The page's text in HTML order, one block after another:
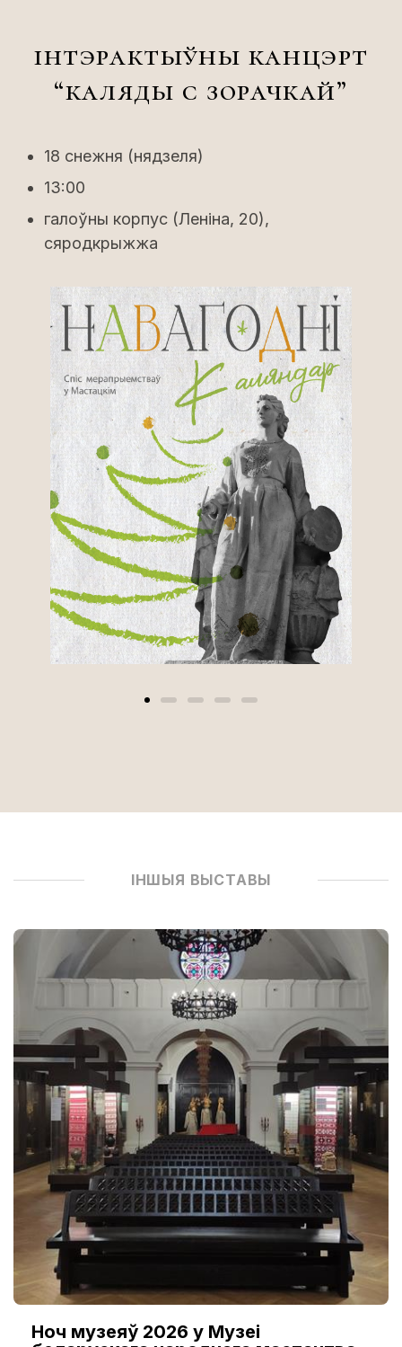
інтэрактыўны канцэрт
“каляды с зорачкай”
18 снежня (нядзеля)
13:00
галоўны корпус (Леніна, 20),
сяродкрыжжа
ІНШЫЯ ВЫСТАВЫ
Ноч музеяў 2026 у Музеі